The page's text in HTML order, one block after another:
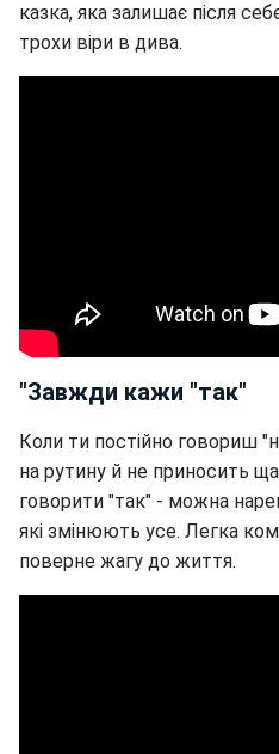
казка, яка залишає після
трохи віри в дива.
"Завжди кажи "так"
Коли ти постійно говориш
на рутину й не приносить
говорити "так" - можна
які змінюють усе. Легка
поверне жагу до життя.